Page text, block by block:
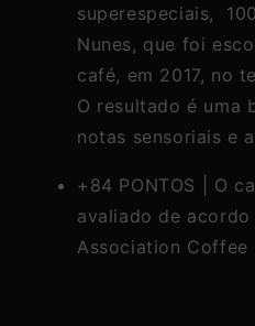
superespeciais,
Nunes, que foi
café, em 2017, no
O resultado é uma
notas sensoriais e
+84 PONTOS | O
avaliado de
Association Coffee